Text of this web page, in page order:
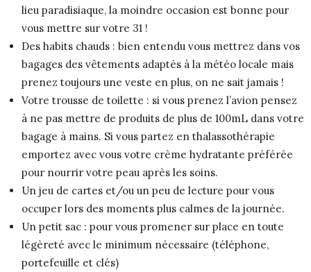
lieu paradisiaque, la moindre occasion est bonne pour
vous mettre sur votre 31 !
Des habits chauds : bien entendu vous mettrez dans vos
bagages des vêtements adaptés à la météo locale mais
prenez toujours une veste en plus, on ne sait jamais !
Votre trousse de toilette : si vous prenez l’avion pensez
à ne pas mettre de produits de plus de 100mL dans votre
bagage à mains. Si vous partez en thalassothérapie
emportez avec vous votre crème hydratante préférée
pour nourrir votre peau après les soins.
Un jeu de cartes et/ou un peu de lecture pour vous
occuper lors des moments plus calmes de la journée.
Un petit sac : pour vous promener sur place en toute
légèreté avec le minimum nécessaire (téléphone,
portefeuille et clés)